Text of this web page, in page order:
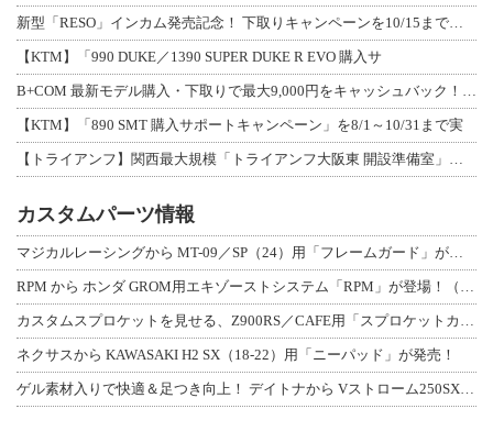
【KTM】「990 DUKE／1390 SUPER DUKE R EVO 購入サ
【KTM】「890 SMT 購入サポートキャンペーン」を8/1～10/31まで実
カスタムパーツ情報
ネクサスから KAWASAKI H2 SX（18-22）用「ニーパッド」が発売！